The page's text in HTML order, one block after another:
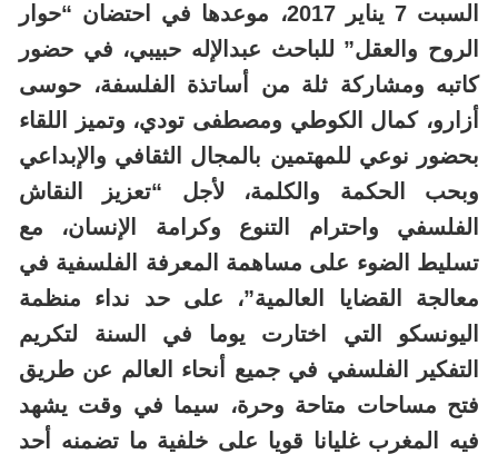
السبت 7 يناير 2017، موعدها في احتضان “حوار
الروح والعقل” للباحث عبدالإله حبيبي، في حضور
كاتبه ومشاركة ثلة من أساتذة الفلسفة، حوسى
أزارو، كمال الكوطي ومصطفى تودي، وتميز اللقاء
بحضور نوعي للمهتمين بالمجال الثقافي والإبداعي
وبحب الحكمة والكلمة، لأجل “تعزيز النقاش
الفلسفي واحترام التنوع وكرامة الإنسان، مع
تسليط الضوء على مساهمة المعرفة الفلسفية في
معالجة القضايا العالمية”، على حد نداء منظمة
اليونسكو التي اختارت يوما في السنة لتكريم
التفكير الفلسفي في جميع أنحاء العالم عن طريق
فتح مساحات متاحة وحرة، سيما في وقت يشهد
فيه المغرب غليانا قويا على خلفية ما تضمنه أحد